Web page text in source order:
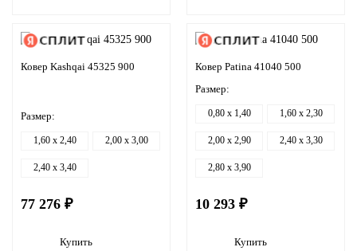
Ковер Kashqai 45325 900
Размер:
1,60 x 2,40 2,00 x 3,00
2,40 x 3,40
77 276 ₽
Купить
Ковер Patina 41040 500
Размер:
0,80 x 1,40 1,60 x 2,30
2,00 x 2,90 2,40 x 3,30
2,80 x 3,90
10 293 ₽
Купить